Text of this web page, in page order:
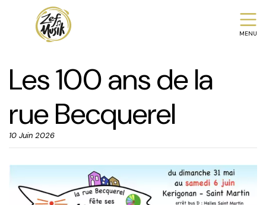
MENU
Les 100 ans de la
rue Becquerel
10 Juin 2026